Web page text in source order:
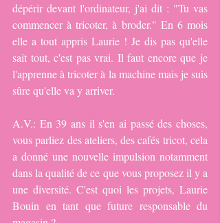
dépérir devant l'ordinateur, j'ai dit : "Tu vas
commencer à tricoter, à broder." En 6 mois
elle a tout appris Laurie ! Je dis pas qu'elle
sait tout, c'est pas vrai. Il faut encore que je
l'apprenne à tricoter à la machine mais je suis
sûre qu'elle va y arriver.
A.V.: En 39 ans il s'en ai passé des choses,
vous parliez des ateliers, des cafés tricot, cela
a donné une nouvelle impulsion notamment
dans la qualité de ce que vous proposez il y a
une diversité. C'est quoi les projets, Laurie
Bouin en tant que future responsable du